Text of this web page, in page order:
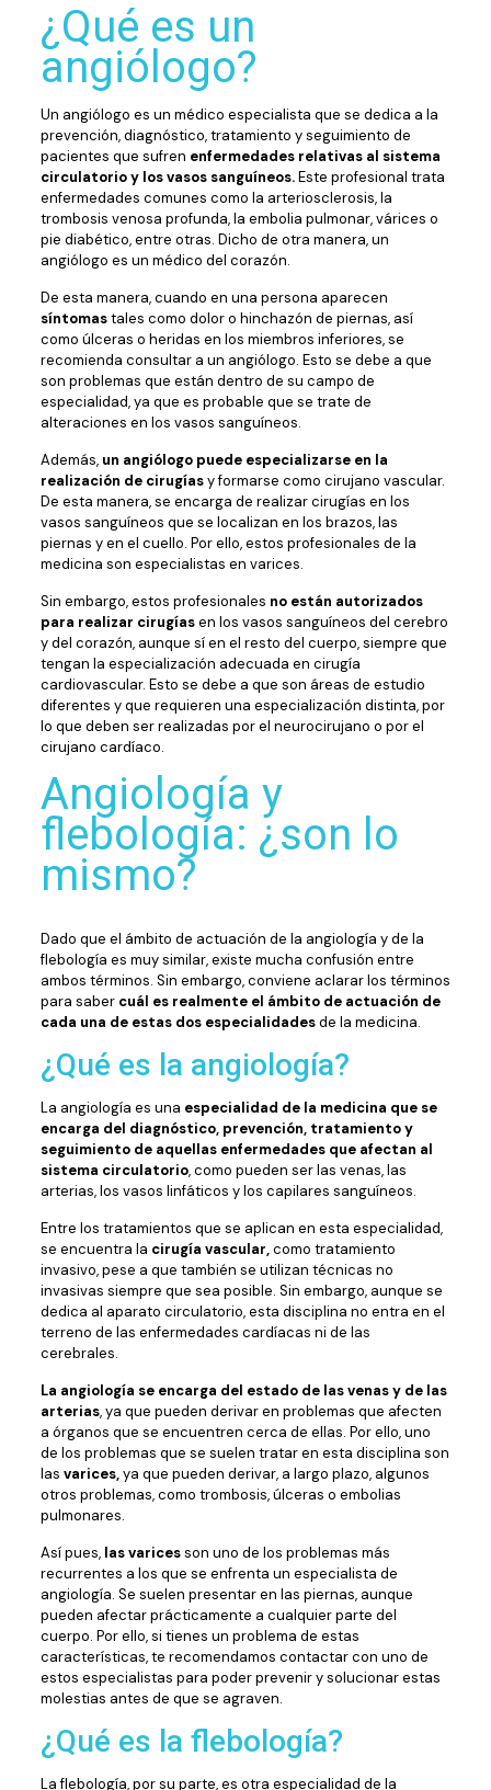
¿Qué es un
angiólogo?
Un angiólogo es un médico especialista que se dedica a la
prevención, diagnóstico, tratamiento y seguimiento de
pacientes que sufren enfermedades relativas al sistema
circulatorio y los vasos sanguíneos.Este profesional trata
enfermedades comunes como la arteriosclerosis, la
trombosis venosa profunda, la embolia pulmonar, várices o
pie diabético, entre otras. Dicho de otra manera, un
angiólogo es un médico del corazón.
De esta manera, cuando en una persona aparecen
síntomastales como dolor o hinchazón de piernas, así
como úlceras o heridas en los miembros inferiores, se
recomienda consultar a un angiólogo. Esto se debe a que
son problemas que están dentro de su campo de
especialidad, ya que es probable que se trate de
alteraciones en los vasos sanguíneos.
Además,un angiólogo puede especializarse en la
realización de cirugíasy formarse como cirujano vascular.
De esta manera, se encarga de realizar cirugías en los
vasos sanguíneos que se localizan en los brazos, las
piernas y en el cuello. Por ello, estos profesionales de la
medicina son especialistas en varices.
Sin embargo, estos profesionales no están autorizados
para realizar cirugíasen los vasos sanguíneos del cerebro
y del corazón, aunque sí en el resto del cuerpo, siempre que
tengan la especialización adecuada en cirugía
cardiovascular. Esto se debe a que son áreas de estudio
diferentes y que requieren una especialización distinta, por
lo que deben ser realizadas por el neurocirujano o por el
cirujano cardíaco.
Angiología y
flebología: ¿son lo
mismo?
Dado que el ámbito de actuación de la angiología y de la
flebología es muy similar, existe mucha confusión entre
ambos términos. Sin embargo, conviene aclarar los términos
para saber cuál es realmente el ámbito de actuación de
cada una de estas dos especialidadesde la medicina.
¿Qué es la angiología?
La angiología es una especialidad de la medicina que se
encarga del diagnóstico, prevención, tratamiento y
seguimiento de aquellas enfermedades que afectan al
sistema circulatorio, como pueden ser las venas, las
arterias, los vasos linfáticos y los capilares sanguíneos.
Entre los tratamientos que se aplican en esta especialidad,
se encuentra la cirugía vascular,como tratamiento
invasivo, pese a que también se utilizan técnicas no
invasivas siempre que sea posible. Sin embargo, aunque se
dedica al aparato circulatorio, esta disciplina no entra en el
terreno de las enfermedades cardíacas ni de las
cerebrales.
La angiología se encarga del estado de las venas y de las
arterias, ya que pueden derivar en problemas que afecten
a órganos que se encuentren cerca de ellas. Por ello, uno
de los problemas que se suelen tratar en esta disciplina son
las varices,ya que pueden derivar, a largo plazo, algunos
otros problemas, como trombosis, úlceras o embolias
pulmonares.
Así pues,las varicesson uno de los problemas más
recurrentes a los que se enfrenta un especialista de
angiología. Se suelen presentar en las piernas, aunque
pueden afectar prácticamente a cualquier parte del
cuerpo. Por ello, si tienes un problema de estas
características, te recomendamos contactar con uno de
estos especialistas para poder prevenir y solucionar estas
molestias antes de que se agraven.
¿Qué es la flebología?
La flebología, por su parte, es otra especialidad de la